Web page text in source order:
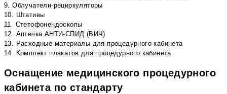
9. Облучатели-рециркуляторы
10. Штативы
11. Стетофонендоскопы
12. Аптечка АНТИ-СПИД (ВИЧ)
13. Расходные материалы для процедурного кабинета
14. Комплект плакатов для процедурного кабинета
Оснащение медицинского процедурного
кабинета по стандарту